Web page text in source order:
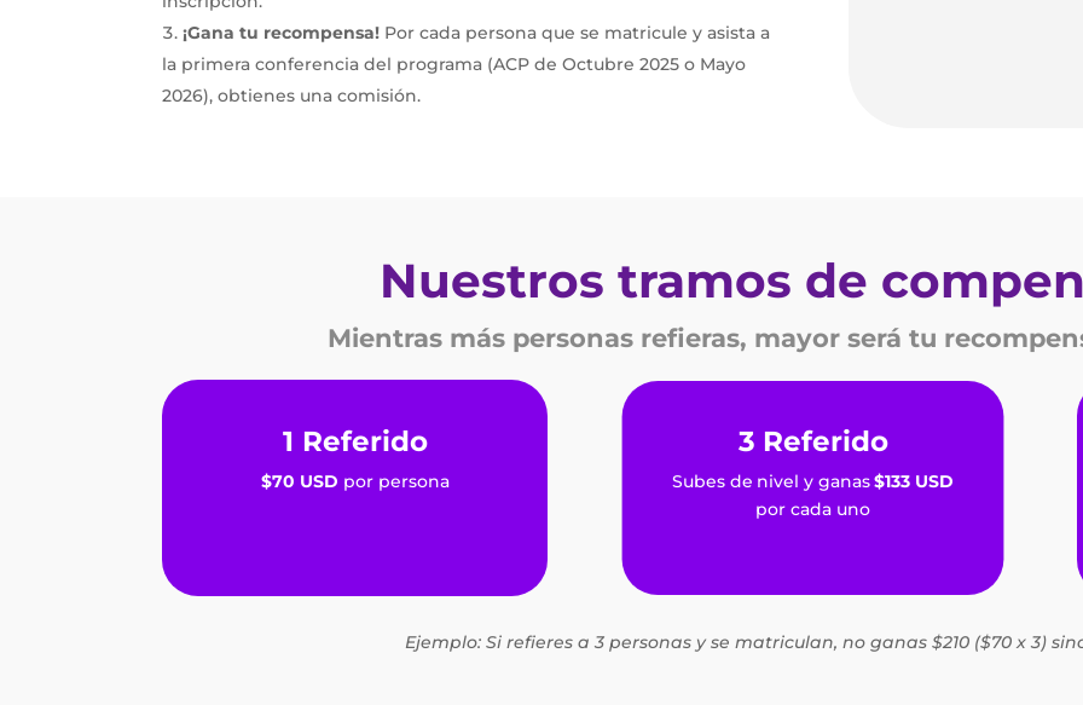
¡Gana tu recompensa! Por cada persona que se matricule y asista a
la primera conferencia del programa (ACP de Octubre 2025 o Mayo
2026), obtienes una comisión.
Nuestros tramos de
Mientras más personas refieras, mayor será tu
1 Referido
$70 USD por persona
3 Referido
Subes de nivel y ganas$133 USD
por cada uno
Ejemplo: Si refieres a 3 personas y se matriculan, no ganas $210 ($70 x 3) sino